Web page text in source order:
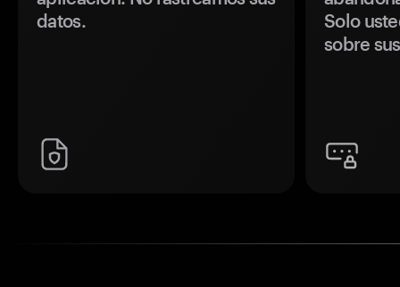
datos.
Solo
sobre